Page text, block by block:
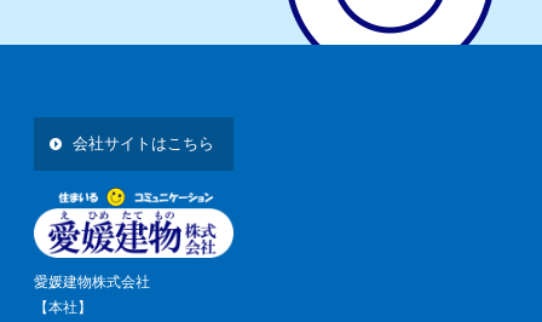
会社サイトはこちら
愛媛建物株式会社
【本社】